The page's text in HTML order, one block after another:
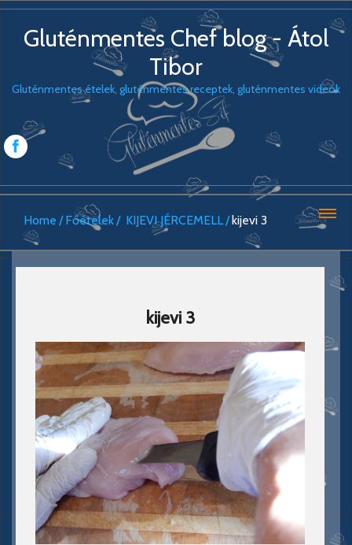
Gluténmentes Chef blog - Átol
Tibor
Gluténmentes ételek, gluténmentes receptek, gluténmentes videók
Home Főételek KIJEVI JÉRCEMELL kijevi 3
kijevi 3